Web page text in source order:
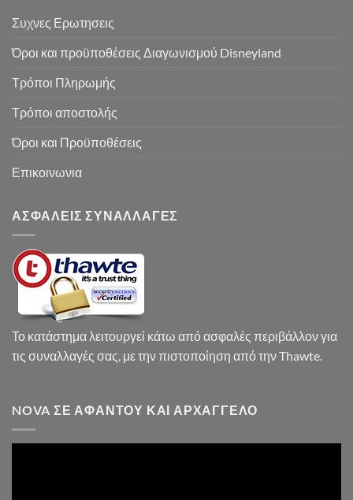
Συχνες Ερωτησεις
Όροι και προϋποθέσεις Διαγωνισμού Disneyland
Τρόποι Πληρωμής
Τρόποι αποστολής
Όροι και Προϋποθέσεις
Επικοινωνια
ΑΣΦΑΛΕΙΣ ΣΥΝΑΛΛΑΓΕΣ
Το κατάστημα λειτουργεί κάτω από ασφαλές περιβάλλον για
τις συναλλαγές σας, με την πιστοποίηση από την Thawte.
NOVA ΣΕ ΑΦΆΝΤΟΥ ΚΑΙ ΑΡΧΆΓΓΕΛΟ